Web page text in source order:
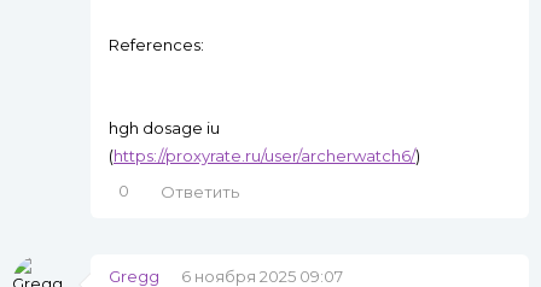
References:
hgh dosage iu
(https://proxyrate.ru/user/archerwatch6/)
0
Ответить
Gregg
6 ноября 2025 09:07